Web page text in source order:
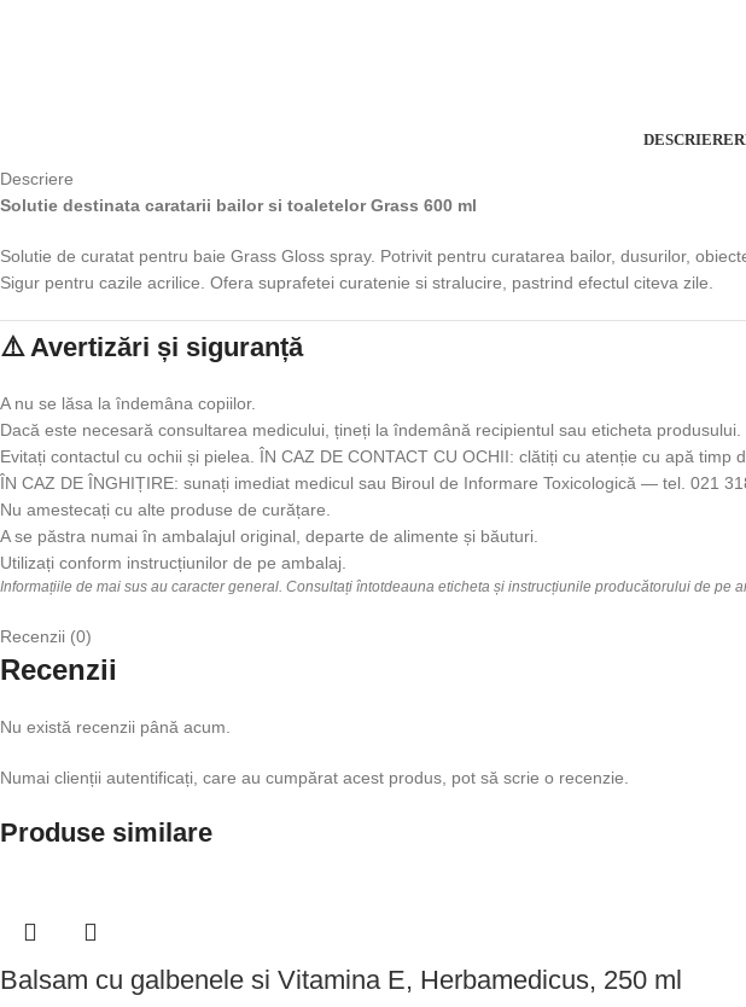
DESCRIERE
Descriere
Solutie destinata caratarii bailor si toaletelor Grass 600 ml
Solutie de curatat pentru baie Grass Gloss spray. Potrivit pentru curatarea bailor, dusurilor,
Sigur pentru cazile acrilice. Ofera suprafetei curatenie si stralucire, pastrind efectul citeva zile.
⚠️ Avertizări și siguranță
A nu se lăsa la îndemâna copiilor.
Dacă este necesară consultarea medicului, țineți la îndemână recipientul sau eticheta produsului.
Evitați contactul cu ochii și pielea. ÎN CAZ DE CONTACT CU OCHII: clătiți cu atenție cu apă timp
ÎN CAZ DE ÎNGHIȚIRE: sunați imediat medicul sau Biroul de Informare Toxicologică — tel. 021
Nu amestecați cu alte produse de curățare.
A se păstra numai în ambalajul original, departe de alimente și băuturi.
Utilizați conform instrucțiunilor de pe ambalaj.
Informațiile de mai sus au caracter general. Consultați întotdeauna eticheta și instrucțiunile producătorului de pe
Recenzii (0)
Recenzii
Nu există recenzii până acum.
Numai clienții autentificați, care au cumpărat acest produs, pot să scrie o recenzie.
Produse similare
Balsam cu galbenele si Vitamina E, Herbamedicus, 250 ml